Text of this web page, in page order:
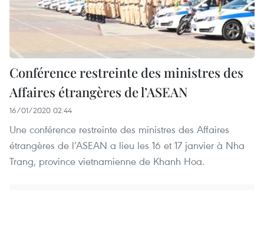
Conférence restreinte des ministres des
Affaires étrangères de l’ASEAN
16/01/2020 02:44
Une conférence restreinte des ministres des Affaires
étrangères de l’ASEAN a lieu les 16 et 17 janvier à Nha
Trang, province vietnamienne de Khanh Hoa.